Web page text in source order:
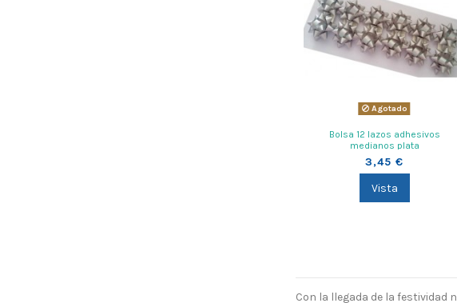
Agotado
Bolsa 12 lazos adhesivos
medianos plata
3,45 €
Vista
Con la llegada de la festividad